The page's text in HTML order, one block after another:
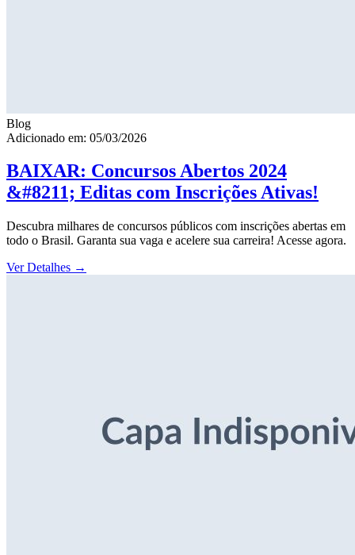
Blog
Adicionado em: 05/03/2026
BAIXAR: Concursos Abertos 2024
&#8211; Editas com Inscrições Ativas!
Descubra milhares de concursos públicos com inscrições abertas em
todo o Brasil. Garanta sua vaga e acelere sua carreira! Acesse agora.
Ver Detalhes →